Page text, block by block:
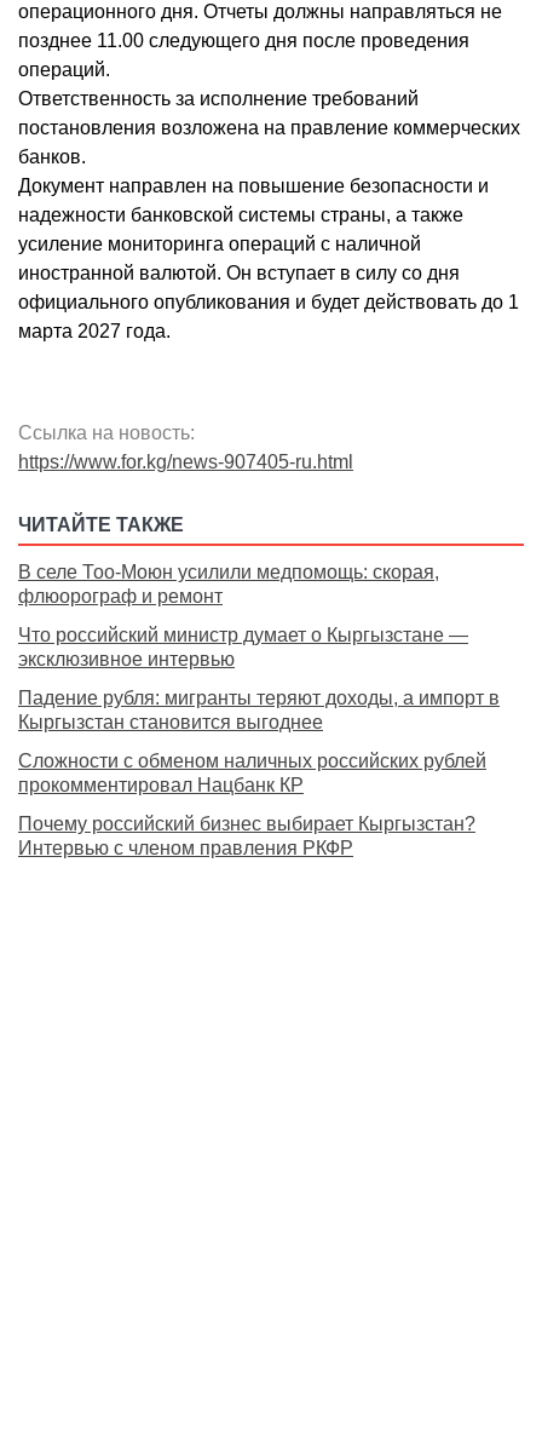
операционного дня. Отчеты должны направляться не
позднее 11.00 следующего дня после проведения
операций.
Ответственность за исполнение требований
постановления возложена на правление коммерческих
банков.
Документ направлен на повышение безопасности и
надежности банковской системы страны, а также
усиление мониторинга операций с наличной
иностранной валютой. Он вступает в силу со дня
официального опубликования и будет действовать до 1
марта 2027 года.
Ссылка на новость:
https://www.for.kg/news-907405-ru.html
ЧИТАЙТЕ ТАКЖЕ
В селе Тоо-Моюн усилили медпомощь: скорая,
флюорограф и ремонт
Что российский министр думает о Кыргызстане —
эксклюзивное интервью
Падение рубля: мигранты теряют доходы, а импорт в
Кыргызстан становится выгоднее
Сложности с обменом наличных российских рублей
прокомментировал Нацбанк КР
Почему российский бизнес выбирает Кыргызстан?
Интервью с членом правления РКФР